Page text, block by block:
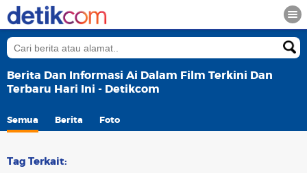
Berita Dan Informasi Ai Dalam Film Terkini Dan
Terbaru Hari Ini - Detikcom
Semua Berita Foto
Tag Terkait: